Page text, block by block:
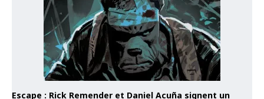
Escape : Rick Remender et Daniel Acuña signent un